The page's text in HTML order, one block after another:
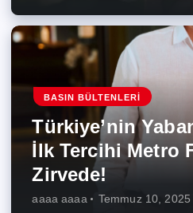
BASIN BÜLTENLERI
Türkiye’nin
İlk Tercihi Metro
Zirvede!
aaaa aaaa Temmuz 10, 2025